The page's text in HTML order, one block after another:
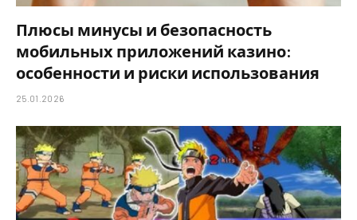
Плюсы минусы и безопасность
мобильных приложений казино:
особенности и риски использования
25.01.2026